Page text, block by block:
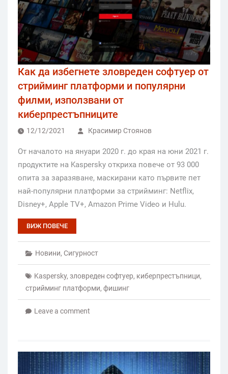
Как да избегнете зловреден софтуер от
стрийминг платформи и популярни
филми, използвани от
киберпрестъпниците
12/12/2021 Красимир Стоянов
От началото на януари 2020 г. до края на юни 2021 г.
продуктите на Kaspersky откриха повече от 93 000
опита за заразяване, маскирани като първите пет
най-популярни платформи за стрийминг: Netflix,
Disney+, Apple TV+, Amazon Prime Video и Hulu.
ВИЖ ПОВЕЧЕ
Новини, Сигурност
Kaspersky, зловреден софтуер, киберпрестъпници,
стрийминг платформи, фишинг
Leave a comment